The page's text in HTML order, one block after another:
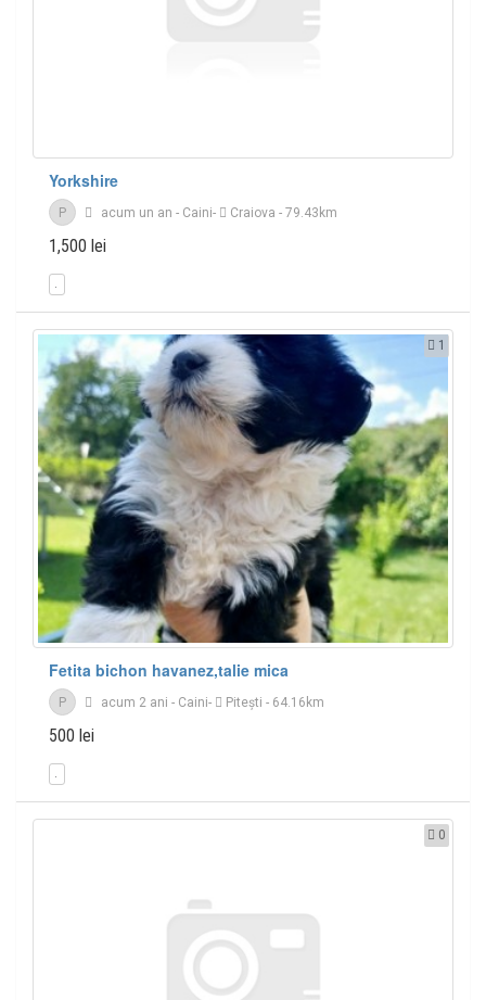
Yorkshire
P acum un an - Caini- Craiova - 79.43km
1,500 lei
1
Fetita bichon havanez,talie mica
P acum 2 ani - Caini- Piteşti - 64.16km
500 lei
0